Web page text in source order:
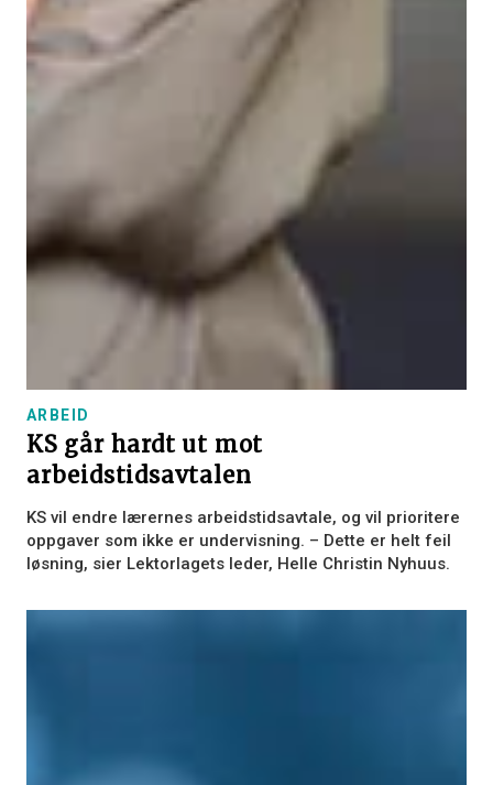
ARBEID
KS går hardt ut mot
arbeidstidsavtalen
KS vil endre lærernes arbeidstidsavtale, og vil prioritere
oppgaver som ikke er undervisning. – Dette er helt feil
løsning, sier Lektorlagets leder, Helle Christin Nyhuus.